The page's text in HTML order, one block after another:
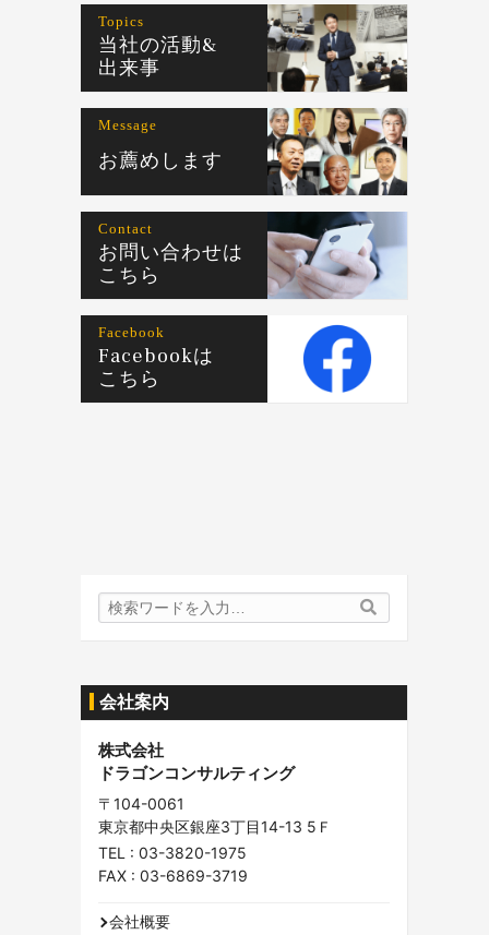
Topics
当社の活動&
出来事
Message
お薦めします
Contact
お問い合わせは
こちら
Facebook
Facebookは
こちら
検
索
会社案内
株式会社
ドラゴンコンサルティング
〒104-0061
東京都中央区銀座3丁目14-13 5Ｆ
TEL : 03-3820-1975
FAX : 03-6869-3719
会社概要